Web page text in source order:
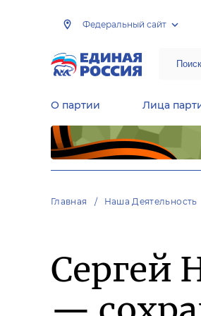
Федеральный сайт
О партии Лица
Главная Наша Деятельность
Сергей